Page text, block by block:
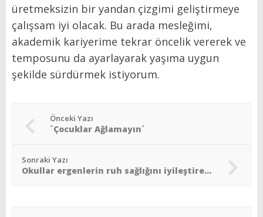
üretmeksizin bir yandan çizgimi geliştirmeye
çalışsam iyi olacak. Bu arada mesleğimi,
akademik kariyerime tekrar öncelik vererek ve
temposunu da ayarlayarak yaşıma uygun
şekilde sürdürmek istiyorum.
Önceki Yazı
´Çocuklar Ağlamayın´
Sonraki Yazı
Okullar ergenlerin ruh sağlığını iyileştirebilir mi?